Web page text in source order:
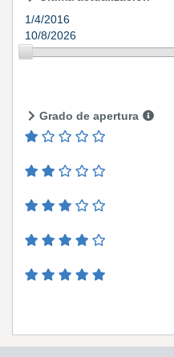
1/4/2016
10/8/2026
Grado de apertura